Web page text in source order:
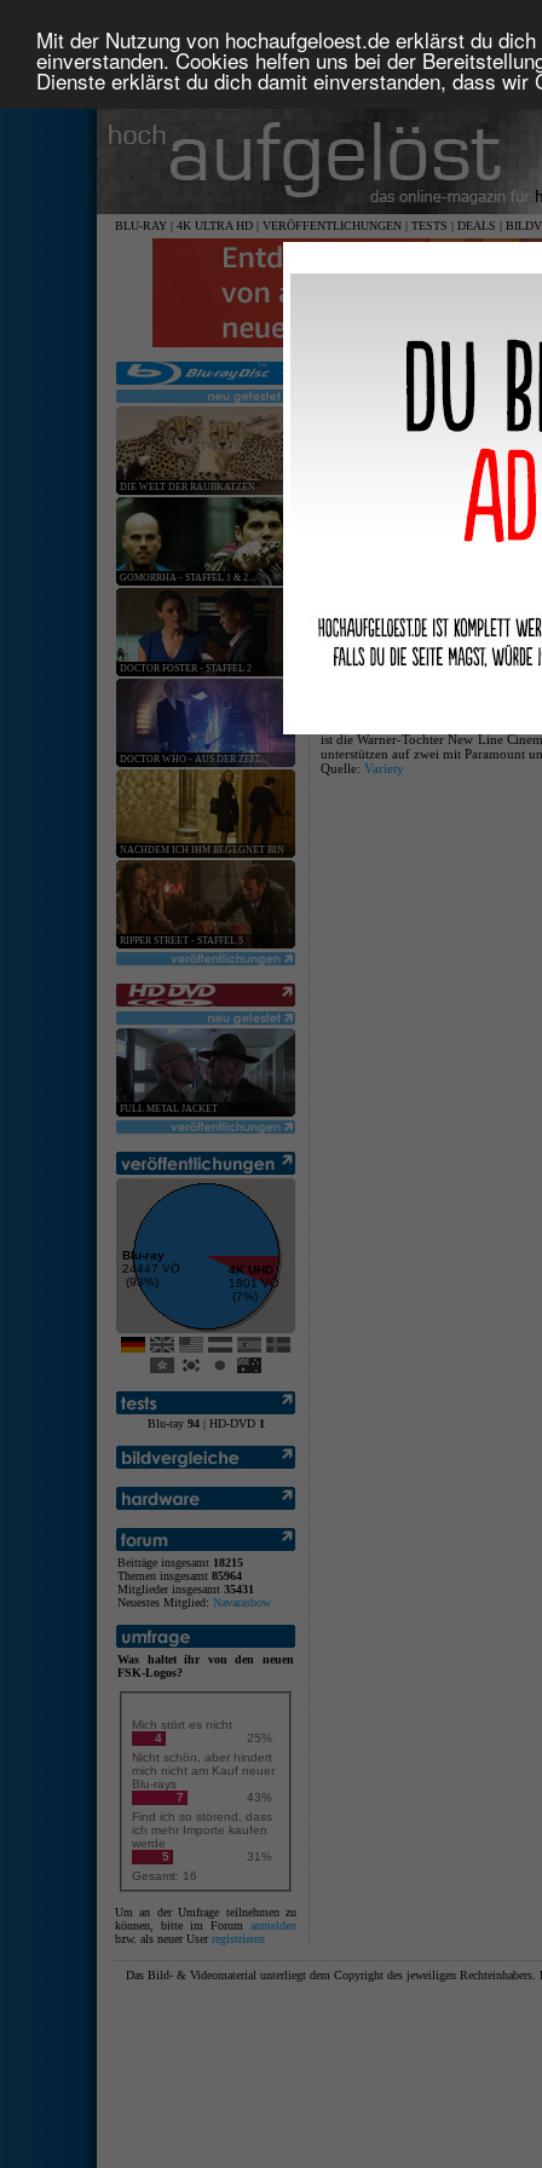
Mit der Nutzung von hochaufgeloest.de erklärst du
einverstanden. Cookies helfen uns bei der
Dienste erklärst du dich damit einverstanden, dass
BLU-RAY | 4K ULTRA HD | VERÖFFENTLICHUNGEN | TESTS | DEALS |
DIE WELT DER RAUBKATZEN
GOMORRHA - STAFFEL 1 & 2...
DOCTOR FOSTER - STAFFEL 2
DOCTOR WHO - AUS DER ZEIT...
NACHDEM ICH IHM BEGEGNET BIN
RIPPER STREET - STAFFEL 5
FULL METAL JACKET
Blu-ray
24447 VÖ
(93%)
4K UHD
1801 VÖ
(7%)
Blu-ray 94| HD-DVD 1
Beiträge insgesamt 18215
Themen insgesamt 85964
Mitglieder insgesamt 35431
Neuestes Mitglied: Navarasbow
Was haltet ihr von den neuen
FSK-Logos?
Mich stört es nicht
4
25%
Nicht schön, aber hindert
mich nicht am Kauf neuer
Blu-rays
7
43%
Find ich so störend, dass
ich mehr Importe kaufen
werde
5
31%
Gesamt: 16
Um an der Umfrage teilnehmen zu
können, bitte im Forum anmelden
bzw. als neuer Userregistrieren
keine
Warner nun doch Blu-ray only
05. Jan. 2008 | Kategorie: Software|0
ist die Warner-Tochter New Line
unterstützen auf zwei mit Paramount
Quelle: Variety
Das Bild- & Videomaterial unterliegt dem Copyright des jeweiligen